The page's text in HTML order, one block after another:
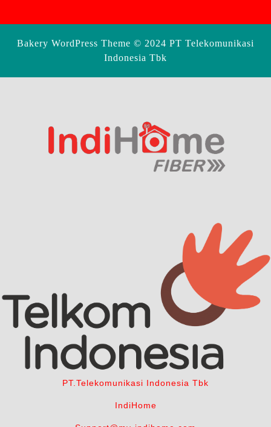
Bakery WordPress Theme © 2024 PT Telekomunikasi
Indonesia Tbk
PT.Telekomunikasi Indonesia Tbk
IndiHome